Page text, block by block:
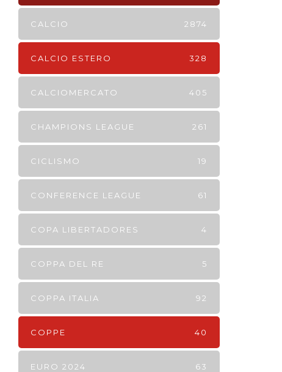
CALCIO 2874
CALCIO ESTERO 328
CALCIOMERCATO 405
CHAMPIONS LEAGUE 261
CICLISMO 19
CONFERENCE LEAGUE 61
COPA LIBERTADORES 4
COPPA DEL RE 5
COPPA ITALIA 92
COPPE 40
EURO 2024 63